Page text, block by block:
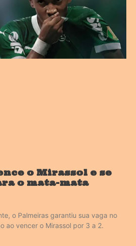
o Mirassol e se
o mata-mata
o Palmeiras garantiu sua vaga no
ao vencer o Mirassol por 3 a 2.